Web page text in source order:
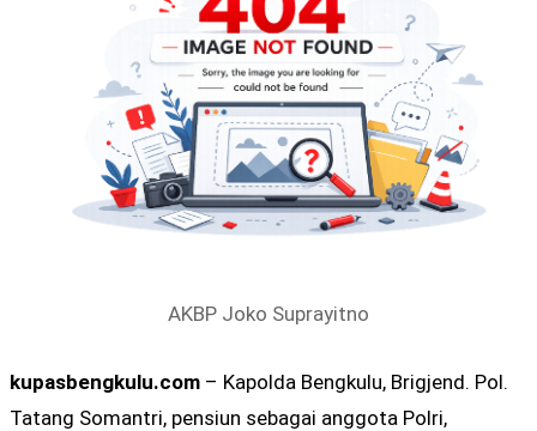
AKBP Joko Suprayitno
kupasbengkulu.com – Kapolda Bengkulu, Brigjend. Pol.
Tatang Somantri, pensiun sebagai anggota Polri,